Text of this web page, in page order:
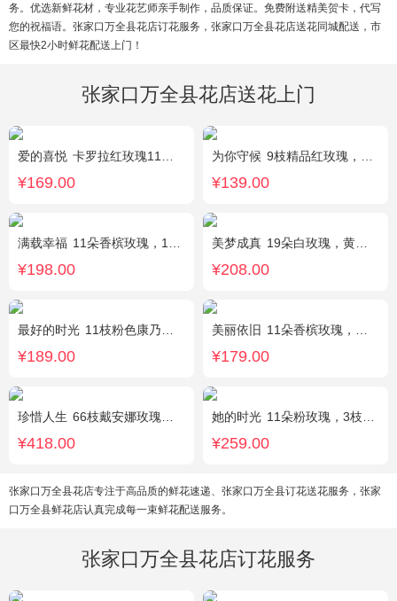
务。优选新鲜花材，专业花艺师亲手制作，品质保证。免费附送精美贺卡，代写
您的祝福语。张家口万全县花店订花服务，张家口万全县花店送花同城配送，市
区最快2小时鲜花配送上门！
张家口万全县花店送花上门
爱的喜悦 卡罗拉红玫瑰11枝、白色满天星、尤加利搭配
¥169.00
为你守候 9枝精品红玫瑰，满天星、黄莺点缀，加可爱小熊1只。(小熊以实物为准)
¥139.00
满载幸福 11朵香槟玫瑰，1支白色多头香水百合，搭配桔梗、黄莺。
¥198.00
美梦成真 19朵白玫瑰，黄莺绿叶边围
¥208.00
最好的时光 11枝粉色康乃馨，2枝粉色多头香水百合，栀子叶适量
¥189.00
美丽依旧 11朵香槟玫瑰，搭配石竹梅间插。
¥179.00
珍惜人生 66枝戴安娜玫瑰，勿忘我适量围绕。
¥418.00
她的时光 11朵粉玫瑰，3枝白色多头百合，白色洋桔梗
¥259.00
张家口万全县花店专注于高品质的鲜花速递、张家口万全县订花送花服务，张家
口万全县鲜花店认真完成每一束鲜花配送服务。
张家口万全县花店订花服务